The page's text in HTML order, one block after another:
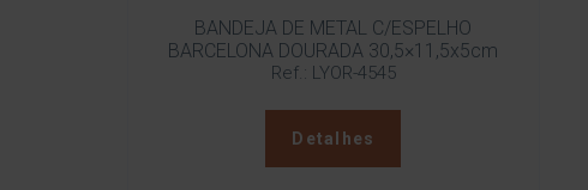
BANDEJA DE METAL C/ESPELHO
BARCELONA DOURADA 30,5×11,5x5cm
Ref.: LYOR-4545
Detalhes